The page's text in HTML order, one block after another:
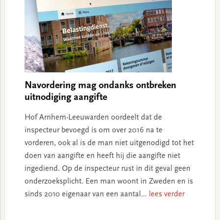
Navordering mag ondanks ontbreken
uitnodiging aangifte
Hof Arnhem-Leeuwarden oordeelt dat de
inspecteur bevoegd is om over 2016 na te
vorderen, ook al is de man niet uitgenodigd tot het
doen van aangifte en heeft hij die aangifte niet
ingediend. Op de inspecteur rust in dit geval geen
onderzoeksplicht. Een man woont in Zweden en is
sinds 2010 eigenaar van een aantal ... lees verder